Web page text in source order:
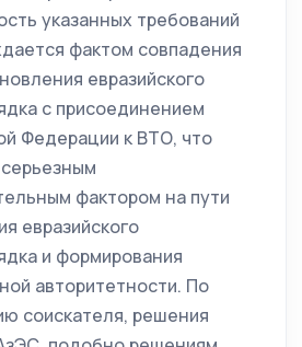
указанных требований
фактом совпадения
евразийского
с присоединением
Федерации к ВТО, что
фактором на пути
евразийского
и формирования
авторитетности. По
соискателя, решения